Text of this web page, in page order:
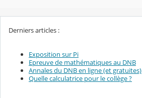
Derniers articles :
Exposition sur Pi
Epreuve de mathématiques au DNB
Annales du DNB en ligne (et gratuites)
Quelle calculatrice pour le collège ?